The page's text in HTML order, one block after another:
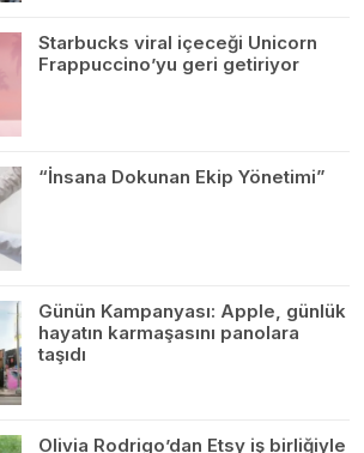
Starbucks viral içeceği Unicorn
Frappuccino’yu geri getiriyor
“İnsana Dokunan Ekip Yönetimi”
Günün Kampanyası: Apple, günlük
hayatın karmaşasını panolara
taşıdı
Olivia Rodrigo’dan Etsy iş birliğiyle